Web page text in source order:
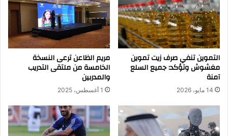
التموين تنفي صرف زيت تموين
مغشوش وتؤكد: جميع السلع
آمنة
14 مايو، 2026
مريم الظاعن ترعى النسخة
الخامسة من ملتقى التدريب
والمدربين
1 أغسطس، 2025